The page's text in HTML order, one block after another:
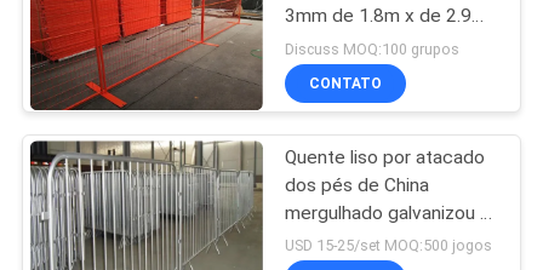
Malha da tela da
mosca
190
3mm de 1.8m x de 2.9m
Canadá
Discuss MOQ:100 grupos
CONTATO
Quente liso por atacado
dos pés de China
mergulhado galvanizou a
barreira de segurança
USD 15-25/set MOQ:500 jogos